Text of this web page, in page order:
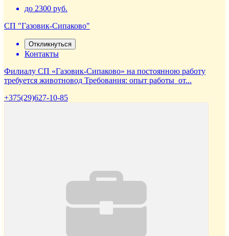
до 2300 руб.
СП "Газовик-Сипаково"
Откликнуться
Контакты
Филиалу СП «Газовик-Сипаково» на постоянною работу
требуется животновод Требования: опыт работы от...
+375(29)627-10-85